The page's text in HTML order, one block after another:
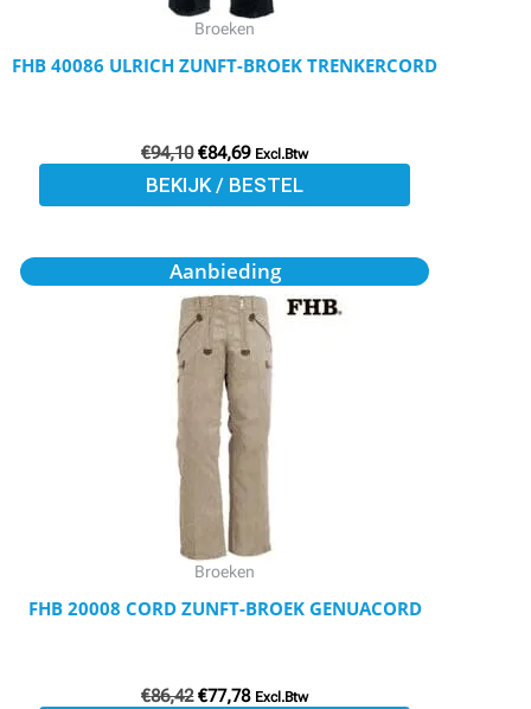
Broeken
FHB 40086 ULRICH ZUNFT-BROEK TRENKERCORD
€94,10 €84,69 Excl.Btw
BEKIJK / BESTEL
worden
Aanbieding
Broeken
FHB 20008 CORD ZUNFT-BROEK GENUACORD
€86,42
Oorspronkelijke
prijs
was:
€86,42.
€77,78
Huidige
prijs
is:
€77,78.
Excl.Btw
Dit
product
heeft
meerdere
variaties.
Deze
optie
kan
gekozen
worden